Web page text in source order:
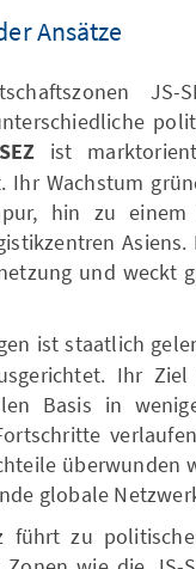
Ansätze
JS-
ist
Ihr Wachstum
hin zu einem
und weckt
ist staatlich
Ihr
Basis in
überwunden
globale
führt zu